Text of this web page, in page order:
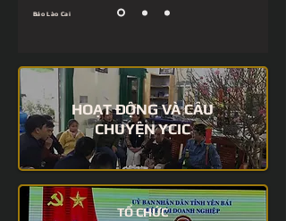
Báo Lào Cai
HOẠT ĐỘNG VÀ CÂU
CHUYỆN YCIC
TỔ CHỨC